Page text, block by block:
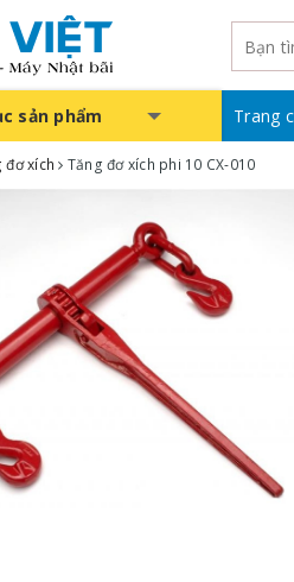
sản phẩm Trang
đơ xích Tăng đơ xích phi 10 CX-010